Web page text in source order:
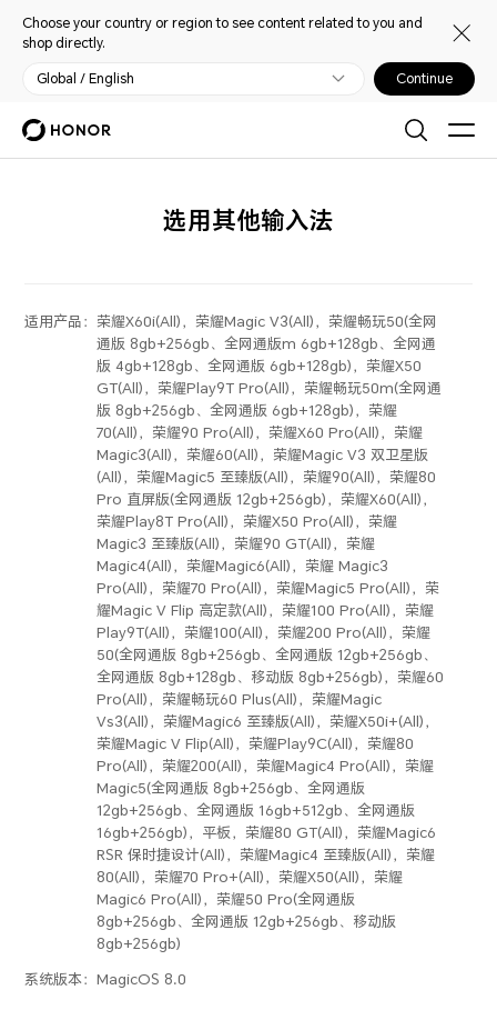
Choose your country or region to see content related to you and
shop directly.
Global / English Continue
选用其他输入法
适用产品： 荣耀X60i(All)，荣耀Magic V3(All)，荣耀畅玩50(全网
通版 8gb+256gb、全网通版m 6gb+128gb、全网通
版 4gb+128gb、全网通版 6gb+128gb)，荣耀X50
GT(All)，荣耀Play9T Pro(All)，荣耀畅玩50m(全网通
版 8gb+256gb、全网通版 6gb+128gb)，荣耀
70(All)，荣耀90 Pro(All)，荣耀X60 Pro(All)，荣耀
Magic3(All)，荣耀60(All)，荣耀Magic V3 双卫星版
(All)，荣耀Magic5 至臻版(All)，荣耀90(All)，荣耀80
Pro 直屏版(全网通版 12gb+256gb)，荣耀X60(All)，
荣耀Play8T Pro(All)，荣耀X50 Pro(All)，荣耀
Magic3 至臻版(All)，荣耀90 GT(All)，荣耀
Magic4(All)，荣耀Magic6(All)，荣耀 Magic3
Pro(All)，荣耀70 Pro(All)，荣耀Magic5 Pro(All)，荣
耀Magic V Flip 高定款(All)，荣耀100 Pro(All)，荣耀
Play9T(All)，荣耀100(All)，荣耀200 Pro(All)，荣耀
50(全网通版 8gb+256gb、全网通版 12gb+256gb、
全网通版 8gb+128gb、移动版 8gb+256gb)，荣耀60
Pro(All)，荣耀畅玩60 Plus(All)，荣耀Magic
Vs3(All)，荣耀Magic6 至臻版(All)，荣耀X50i+(All)，
荣耀Magic V Flip(All)，荣耀Play9C(All)，荣耀80
Pro(All)，荣耀200(All)，荣耀Magic4 Pro(All)，荣耀
Magic5(全网通版 8gb+256gb、全网通版
12gb+256gb、全网通版 16gb+512gb、全网通版
16gb+256gb)，平板，荣耀80 GT(All)，荣耀Magic6
RSR 保时捷设计(All)，荣耀Magic4 至臻版(All)，荣耀
80(All)，荣耀70 Pro+(All)，荣耀X50(All)，荣耀
Magic6 Pro(All)，荣耀50 Pro(全网通版
8gb+256gb、全网通版 12gb+256gb、移动版
8gb+256gb)
系统版本：MagicOS 8.0